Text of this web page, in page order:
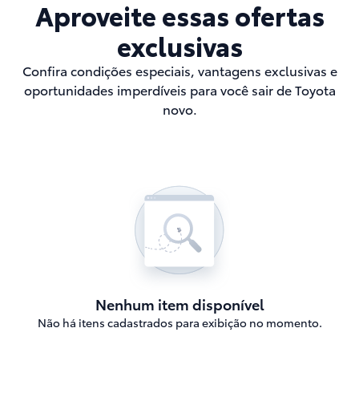
Aproveite essas ofertas
exclusivas
Confira condições especiais, vantagens exclusivas e
oportunidades imperdíveis para você sair de Toyota
novo.
Nenhum item disponível
Não há itens cadastrados para exibição no momento.